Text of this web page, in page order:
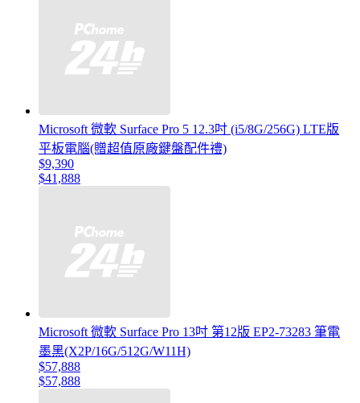
Microsoft 微軟 Surface Pro 5 12.3吋 (i5/8G/256G) LTE版
平板電腦(贈超值原廠鍵盤配件禮)
$9,390
$41,888
Microsoft 微軟 Surface Pro 13吋 第12版 EP2-73283 筆電
墨黑(X2P/16G/512G/W11H)
$57,888
$57,888